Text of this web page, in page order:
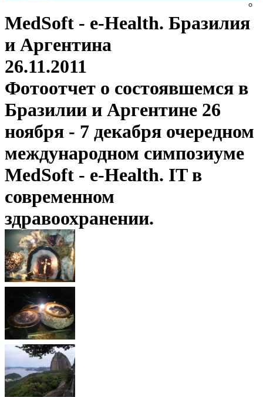
MedSoft - e-Health. Бразилия
и Аргентина
26.11.2011
Фотоотчет о состоявшемся в
Бразилии и Аргентине 26
ноября - 7 декабря очередном
международном симпозиуме
MedSoft - e-Health. IT в
современном
здравоохранении.